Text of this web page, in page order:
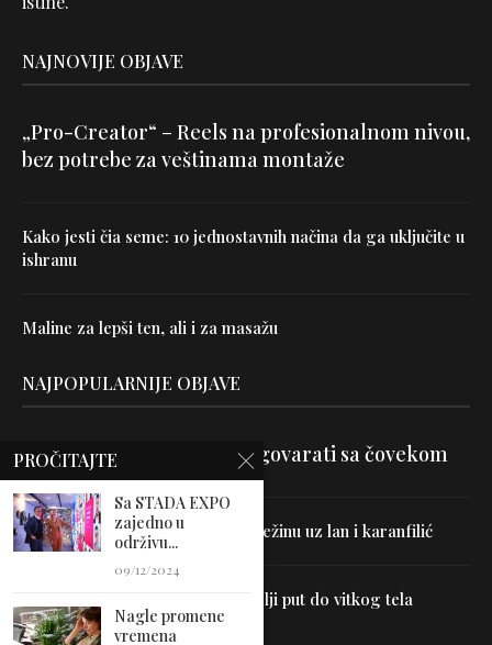
NAJNOVIJE OBJAVE
„Pro-Creator“ – Reels na profesionalnom nivou,
bez potrebe za veštinama montaže
Kako jesti čia seme: 10 jednostavnih načina da ga uključite u
ishranu
Maline za lepši ten, ali i za masažu
NAJPOPULARNIJE OBJAVE
Velika je veština znati razgovarati sa čovekom
Uništite parazite i normalizujte težinu uz lan i karanfilić
Dr Hajder: Akupunktura je najbolji put do vitkog tela
PROČITAJTE
Sa STADA EXPO
zajedno u
održivu...
09/12/2024
Nagle promene
vremena